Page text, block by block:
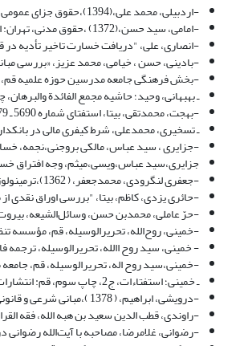
-اردبیلی، محمد علی،(1394)،حقوق جزای عمومی. جلد 1 ،تهران: نشر میزان.
-امامى، سید حسن،(1372) ،حقوق مدنى، تهران: انتشارات اسلامیه، چاپ نهم، 1 جلد
-انصاری، علی، "دریافت خسارت تاخیر تأدیه در
-بادینی، حسن ، خیامی، محمد عزیز، «بررسی مبانی
-بخش فرهنگی جامعه مدرسین حوزه علمیه قم،
ـ بهبهانى، وحید؛ حاشیه مجمع الفائدة والبرهان،
-بهجت، محمدتقی، بیتا، استفتای شماره 5690 ـ 4/4/79،پژوهشگاه فرهنگ و اندیشه اسلامی.
ـ تسخیری، محمدعلی، شرط کیفری مالی در بانکداری
-جزایری ، سید عباس، مالکی بروجنی،نجمه،
جزایری،سید عباس،ویسی،میثم، وجه افتراق خسارت
-جعفری لنگرودی، محمدجعفر، ( 1362)،ترمینولوژی حقوق، بنیاد راستاد.
-حائری یزدی، کاظم، بیتا، "بررسی اوراق نقدی از
-حرّ عاملی، محمدبن‌ حسن، وسائل‌الشیعه، بیروت،
-خمینی، روح‌الله، تحریرالوسیله، قم، مؤسسه تنظیم و
- خمینی، سید روح االله، تحریرالوسیله، ترجمه فارسی
-خمینی،سید روح اله، تحریرالوسیله، قم، جامعه
ـ خمینى؛ استفتاءات، ج2، چاپ سوم، قم: انتشارات اسلامى، 1375.
-درویشی، ابراهیم، ( 1378 )،مبانی شرعی و قانونی مطالبه خسارت تأخیر تأدیه توسط بانکها: نظریه فقها و حقوقدانان، تازه های اقتصاد، شماره 84
-راوندی، قطب الدین سعید بن هبه الله، فقه القران، ج 2 ،قم، کتابخانه آیتاالله مرعشی
-رضوانی، غلامرضا، مصاحبه با آیت‌الله رضوانی